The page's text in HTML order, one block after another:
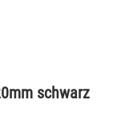
schwarz